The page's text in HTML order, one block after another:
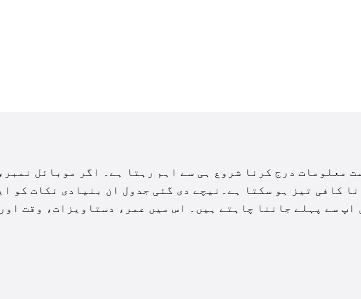
معلومات درج کرنا شروع ہی سے اہم رہتا ہے۔ اگر موبائل
کافی تیز ہو سکتا ہے۔نیچے دی گئی جدول ان بنیادی نکات کو
سے پہلے جاننا چاہتے ہیں۔ اس میں عمر، دستاویزات، وقت